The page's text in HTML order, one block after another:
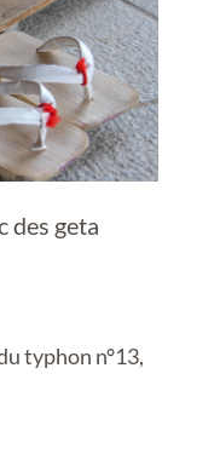
des geta
typhon n°13,